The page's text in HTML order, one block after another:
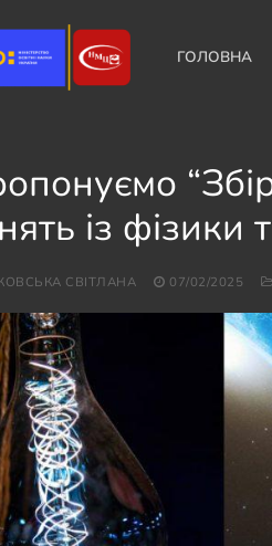
ГОЛОВНА
із фізики
СВІТЛАНА 07/02/2025